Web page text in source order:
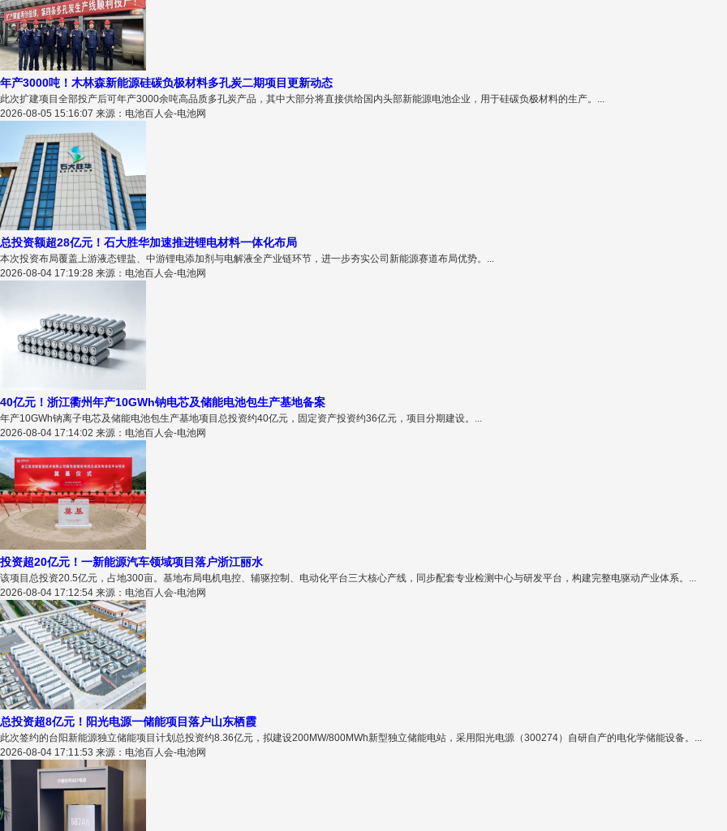
年产3000吨！木林森新能源硅碳负极材料多孔炭二期项目更新动态
此次扩建项目全部投产后可年产3000余吨高品质多孔炭产品，其中大部分将直接供给国内头部新能源电池企业，用于硅碳负极材料的生产。...
2026-08-05 15:16:07 来源：电池百人会-电池网
总投资额超28亿元！石大胜华加速推进锂电材料一体化布局
本次投资布局覆盖上游液态锂盐、中游锂电添加剂与电解液全产业链环节，进一步夯实公司新能源赛道布局优势。...
2026-08-04 17:19:28 来源：电池百人会-电池网
40亿元！浙江衢州年产10GWh钠电芯及储能电池包生产基地备案
年产10GWh钠离子电芯及储能电池包生产基地项目总投资约40亿元，固定资产投资约36亿元，项目分期建设。...
2026-08-04 17:14:02 来源：电池百人会-电池网
投资超20亿元！一新能源汽车领域项目落户浙江丽水
该项目总投资20.5亿元，占地300亩。基地布局电机电控、辅驱控制、电动化平台三大核心产线，同步配套专业检测中心与研发平台，构建完整电驱动产业体系。...
2026-08-04 17:12:54 来源：电池百人会-电池网
总投资超8亿元！阳光电源一储能项目落户山东栖霞
此次签约的台阳新能源独立储能项目计划总投资约8.36亿元，拟建设200MW/800MWh新型独立储能电站，采用阳光电源（300274）自研自产的电化学储能设备。...
2026-08-04 17:11:53 来源：电池百人会-电池网